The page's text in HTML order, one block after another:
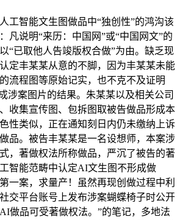
智能文生图做品中“独创性”的鸿沟该
凡说明“来历：中国网”或“中国网文”的
“已取他人告竣版权合做”为由。缺乏现
定丰某某从意的不脚，因为丰某某未能
流程图等原始记实，也不克不及证明
涉案图片的结果。朱某某以及相关公司
收集宣传图、包拆图取被告做品形成本
性类似，正在通知刻日内仍未缴纳上诉
品。被告丰某某是一名设想师，本案涉
，著做权法所称做品，严沉了被告的著
智能范畴中认定AI文生图不形成做
一案，求量产！虽然再现创做过程中利
交平台账号上发布涉案蝴蝶椅子时公开
做品可受著做权法。”的笔记，多地法